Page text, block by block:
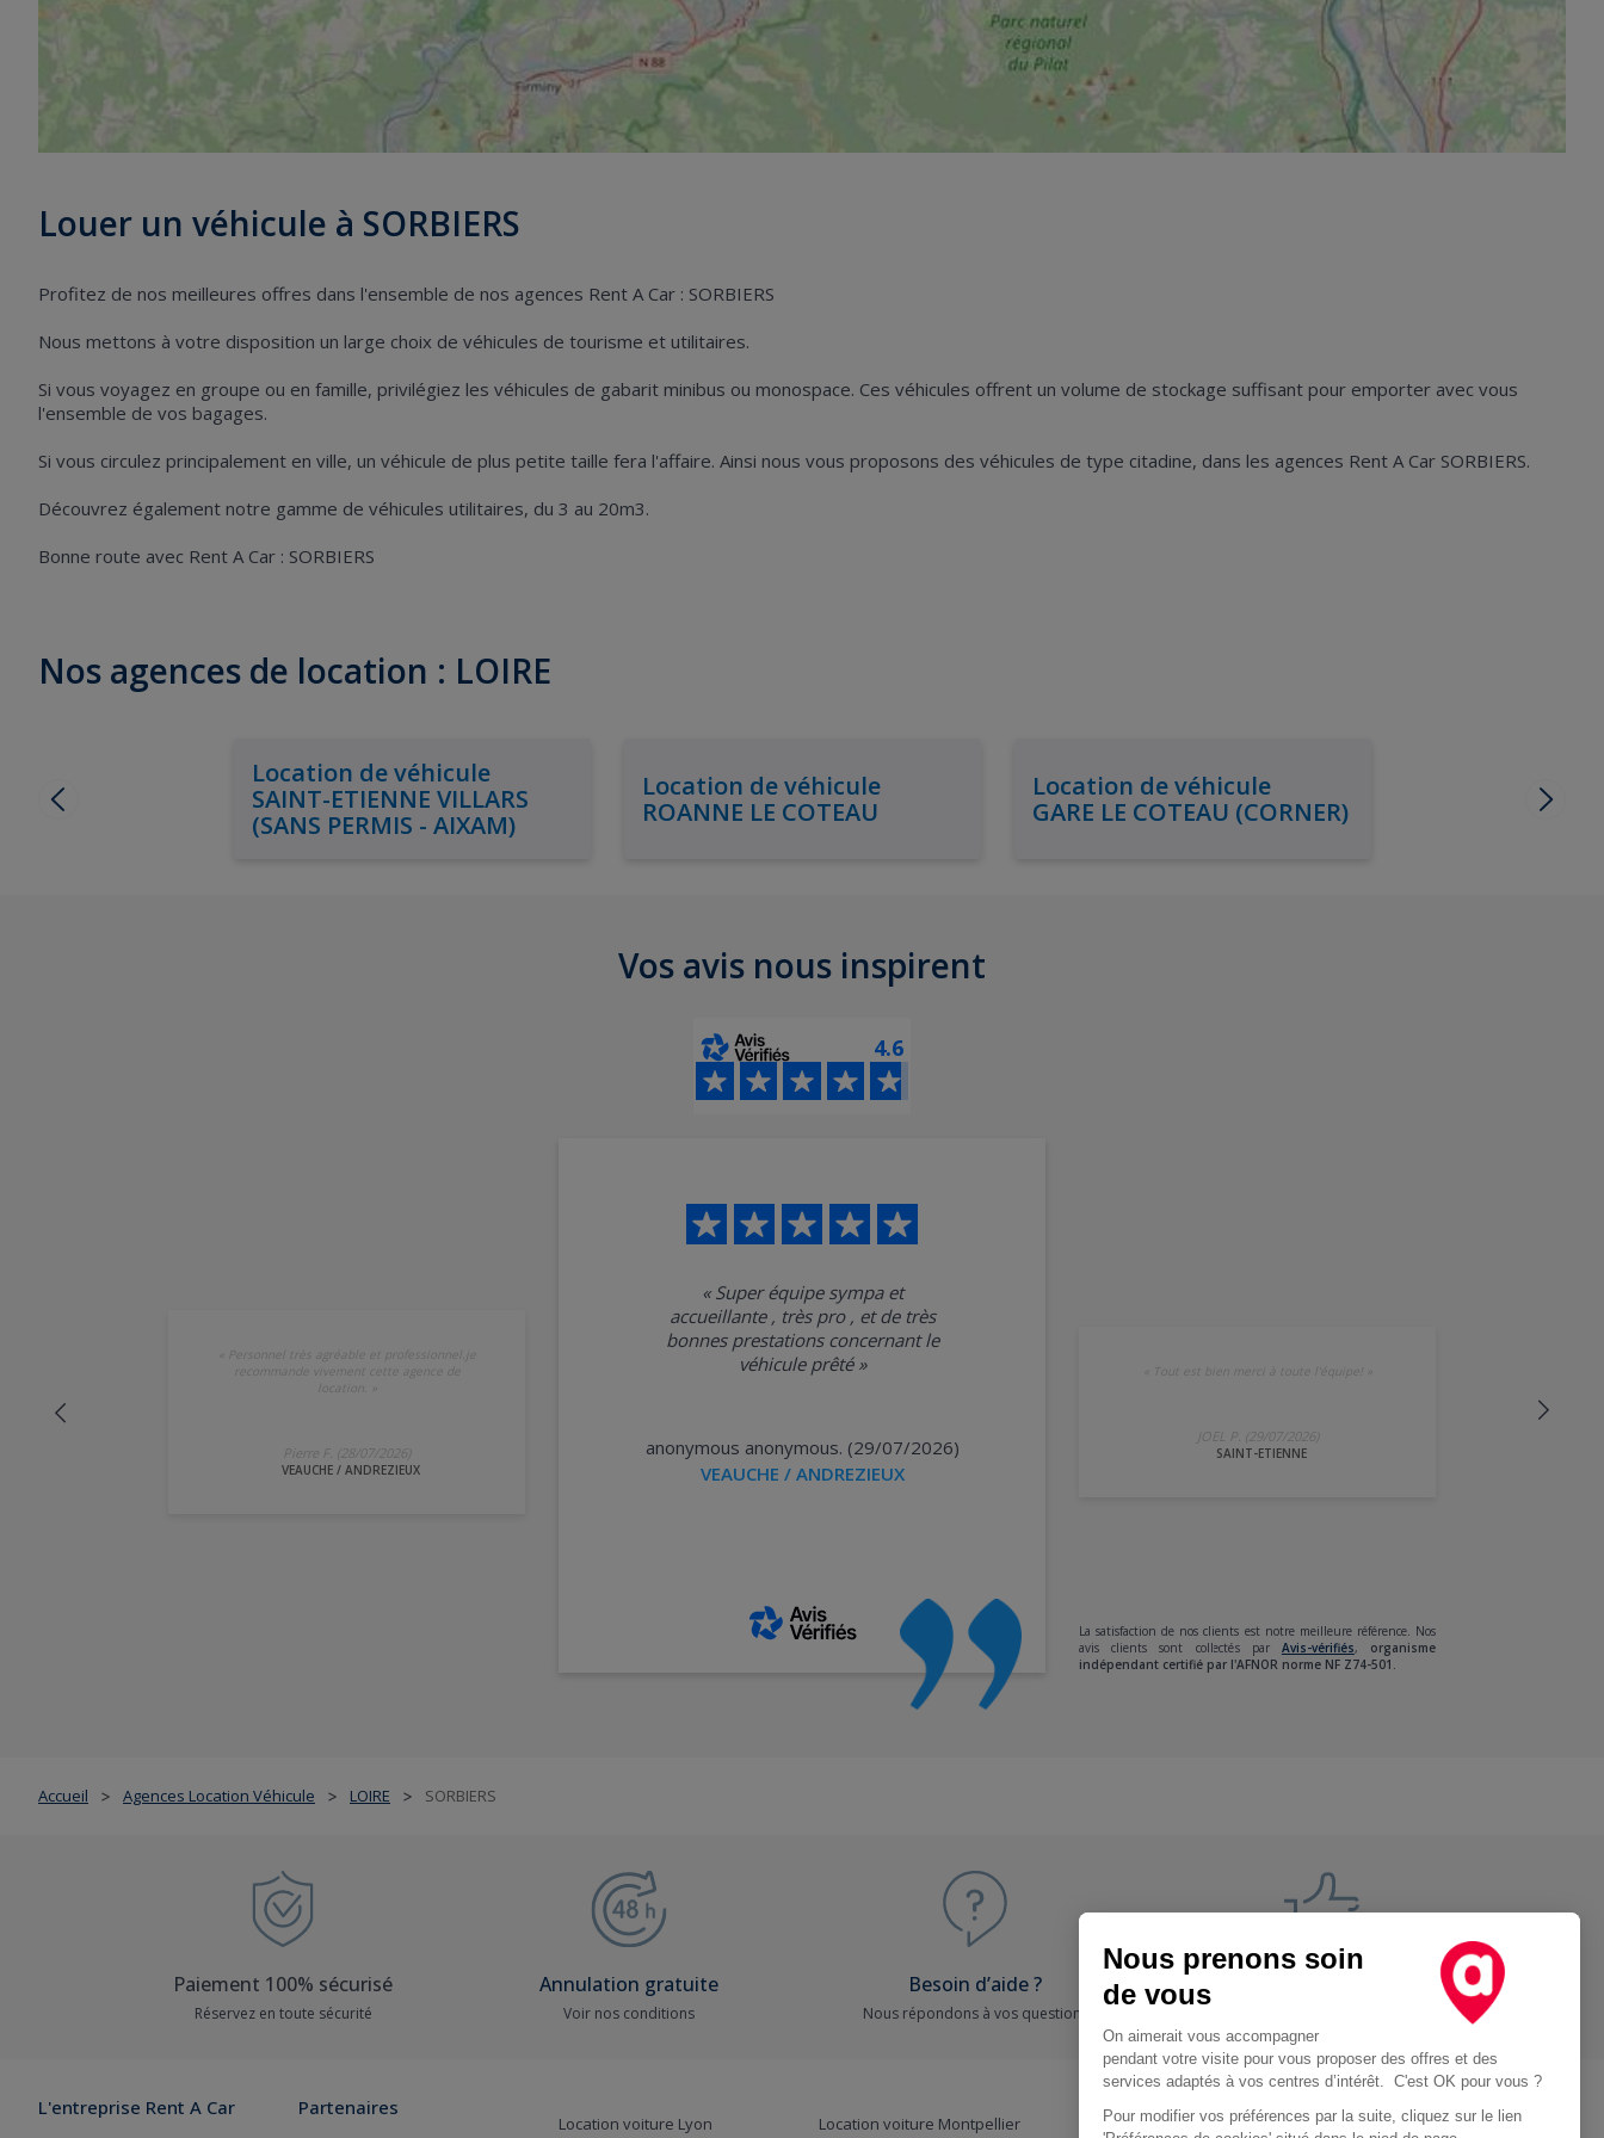
Accueil > Agences Location Véhicule > LOIRE > SORBIERS
Louer un véhicule à SORBIERS
Profitez de nos meilleures offres dans l'ensemble de nos agences Rent A Car : SORBIERS
Nous mettons à votre disposition un large choix de véhicules de tourisme et utilitaires.
Si vous voyagez en groupe ou en famille, privilégiez les véhicules de gabarit minibus ou monospace. Ces véhicules offrent un volume de stockage suffisant pour emporter avec vous
l'ensemble de vos bagages.
Si vous circulez principalement en ville, un véhicule de plus petite taille fera l'affaire. Ainsi nous vous proposons des véhicules de type citadine, dans les agences Rent A Car SORBIERS.
Découvrez également notre gamme de véhicules utilitaires, du 3 au 20m3.
Bonne route avec Rent A Car : SORBIERS
Nos agences de location : LOIRE
Location de véhicule
SAINT-ETIENNE VILLARS
(SANS PERMIS - AIXAM)
Location de véhicule
ROANNE LE COTEAU
Location de véhicule
GARE LE COTEAU (CORNER)
Vos avis nous inspirent
4.6
Personnel très agréable et professionnel.je
recommande vivement cette agence de
location.
Pierre F. (28/07/2026)
VEAUCHE / ANDREZIEUX
« Super équipe sympa et
accueillante , très pro , et de très
bonnes prestations concernant le
véhicule prêté»
anonymous anonymous. (29/07/2026)
VEAUCHE / ANDREZIEUX
Tout est bien merci à toute l'équipe!
JOEL P. (29/07/2026)
SAINT-ETIENNE
La satisfaction de nos clients est notre meilleure référence. Nos
avis clients sont collectés par Avis-vérifiés, organisme
indépendant certifié par l'AFNOR norme NF Z74-501.
Paiement 100% sécurisé
Réservez en toute sécurité
Annulation gratuite
Voir nos conditions
Besoin d’aide ?
Nous répondons à vos questions
L'entreprise Rent A Car Partenaires
Location voiture Lyon Location voiture Montpellier Location d'utilitaire à Paris
Nous prenons soin
de vous
On aimerait vous accompagner
pendant votre visite pour vous proposer des offres et des
services adaptés à vos centres d’intérêt. C'est OK pour vous ?
Pour modifier vos préférences par la suite, cliquez sur le lien